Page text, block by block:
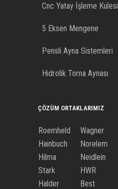
Cnc Yatay İşleme Kulesi
5 Eksen Mengene
Pensli Ayna Sistemleri
Hidrolik Torna Aynası
ÇÖZÜM ORTAKLARIMIZ
Roemheld
Wagner
Hainbuch
Norelem
Hilma
Neidlein
Stark
HWR
Halder
Best